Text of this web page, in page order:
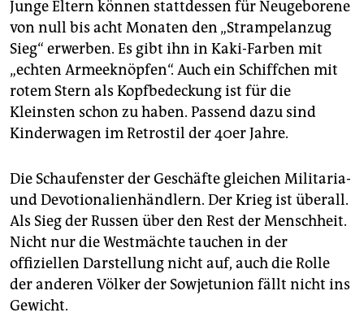
Junge Eltern können stattdessen für Neugeborene
von null bis acht Monaten den „Strampelanzug
Sieg“ erwerben. Es gibt ihn in Kaki-Farben mit
„echten Armeeknöpfen“. Auch ein Schiffchen mit
rotem Stern als Kopfbedeckung ist für die
Kleinsten schon zu haben. Passend dazu sind
Kinderwagen im Retrostil der 40er Jahre.
Die Schaufenster der Geschäfte gleichen Militaria-
und Devotionalienhändlern. Der Krieg ist überall.
Als Sieg der Russen über den Rest der Menschheit.
Nicht nur die Westmächte tauchen in der
offiziellen Darstellung nicht auf, auch die Rolle
der anderen Völker der Sowjetunion fällt nicht ins
Gewicht.